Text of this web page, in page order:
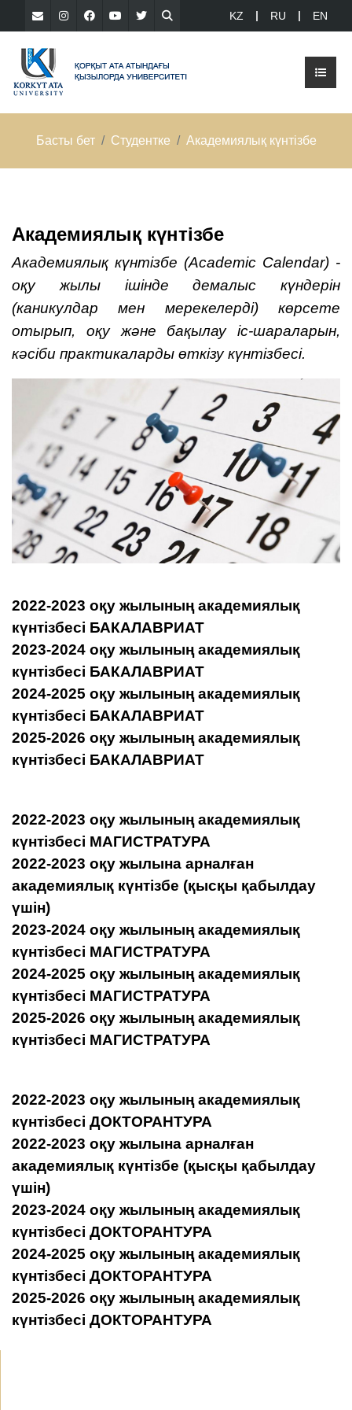
KZ RU EN
Басты бет Студентке Академиялық күнтізбе
Академиялық күнтізбе
Академиялық күнтізбе (Academic Calendar) -
оқу жылы ішінде демалыс күндерін
(каникулдар мен мерекелерді) көрсете
отырып, оқу және бақылау іс-шараларын,
кәсіби практикаларды өткізу күнтізбесі.
2022-2023 оқу жылының академиялық
күнтізбесі БАКАЛАВРИАТ
2023-2024 оқу жылының академиялық
күнтізбесі БАКАЛАВРИАТ
2024-2025 оқу жылының академиялық
күнтізбесі БАКАЛАВРИАТ
2025-2026 оқу жылының академиялық
күнтізбесі БАКАЛАВРИАТ
2022-2023 оқу жылының академиялық
күнтізбесі МАГИСТРАТУРА
2022-2023 оқу жылына арналған
академиялық күнтізбе (қысқы қабылдау
үшін)
2023-2024 оқу жылының академиялық
күнтізбесі МАГИСТРАТУРА
2024-2025 оқу жылының академиялық
күнтізбесі МАГИСТРАТУРА
2025-2026 оқу жылының академиялық
күнтізбесі МАГИСТРАТУРА
2022-2023 оқу жылының академиялық
күнтізбесі ДОКТОРАНТУРА
2022-2023 оқу жылына арналған
академиялық күнтізбе (қысқы қабылдау
үшін)
2023-2024 оқу жылының академиялық
күнтізбесі ДОКТОРАНТУРА
2024-2025 оқу жылының академиялық
күнтізбесі ДОКТОРАНТУРА
2025-2026 оқу жылының академиялық
күнтізбесі ДОКТОРАНТУРА